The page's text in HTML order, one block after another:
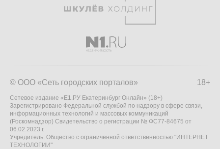
18+
© ООО «Сеть городских порталов»
Сетевое издание «Е1.РУ Екатеринбург Онлайн» (18+)
Зарегистрировано Федеральной службой по надзору в сфере связи,
информационных технологий и массовых коммуникаций
(Роскомнадзор) Свидетельство о регистрации № ФС77-84675 от
06.02.2023 г.
Учредитель: Общество с ограниченной ответственностью "ИНТЕРНЕТ
ТЕХНОЛОГИИ"